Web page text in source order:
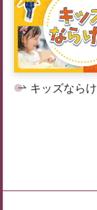
キッズなら